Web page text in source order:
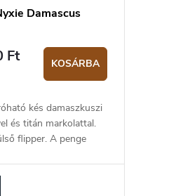
Damascus
Ft KOSÁRBA
kés damaszkuszi
és titán markolattal.
flipper. A penge